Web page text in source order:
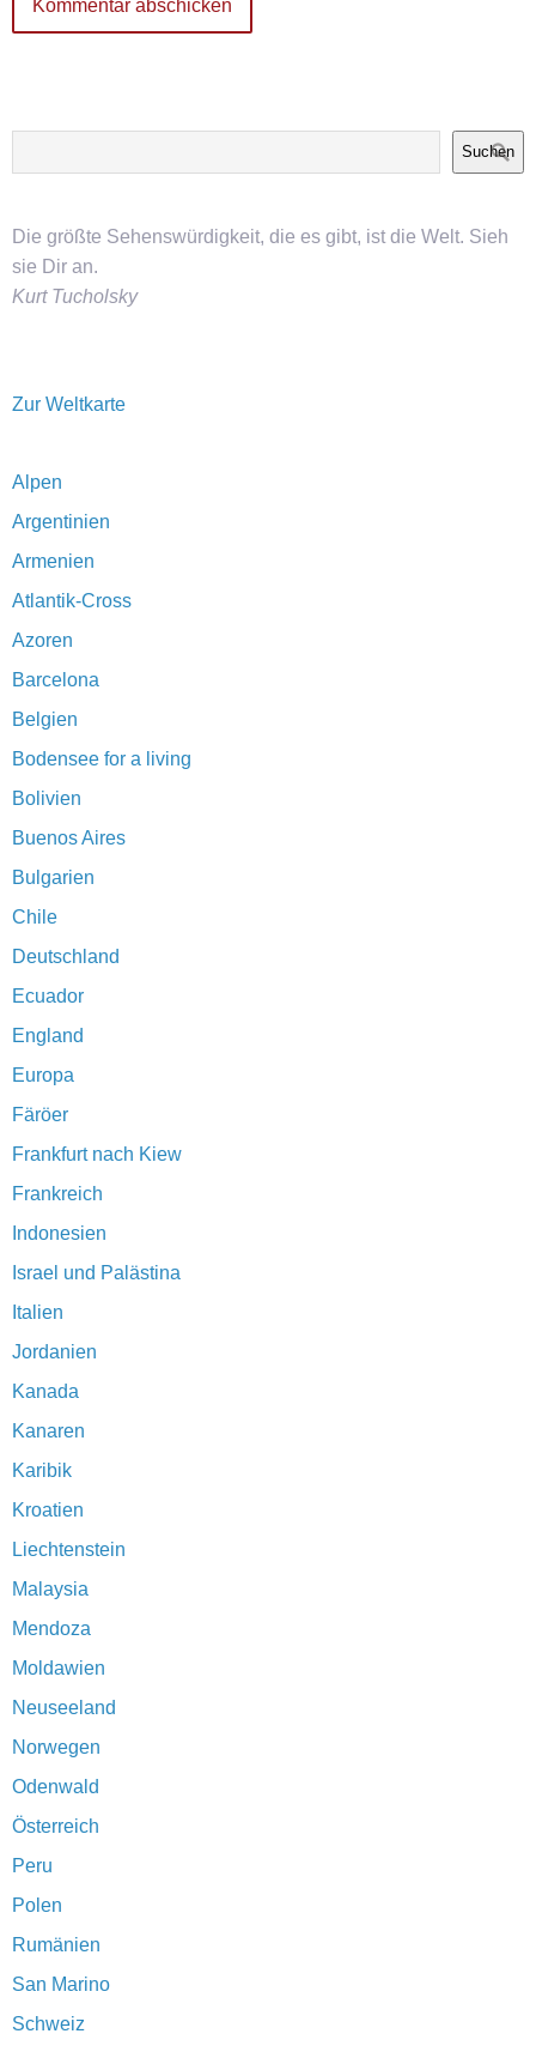
Suchen
Die größte Sehenswürdigkeit, die es gibt, ist die Welt. Sieh
sie Dir an.
Kurt Tucholsky
Zur Weltkarte
Alpen
Argentinien
Armenien
Atlantik-Cross
Azoren
Barcelona
Belgien
Bodensee for a living
Bolivien
Buenos Aires
Bulgarien
Chile
Deutschland
Ecuador
England
Europa
Färöer
Frankfurt nach Kiew
Frankreich
Indonesien
Israel und Palästina
Italien
Jordanien
Kanada
Kanaren
Karibik
Kroatien
Liechtenstein
Malaysia
Mendoza
Moldawien
Neuseeland
Norwegen
Odenwald
Österreich
Peru
Polen
Rumänien
San Marino
Schweiz